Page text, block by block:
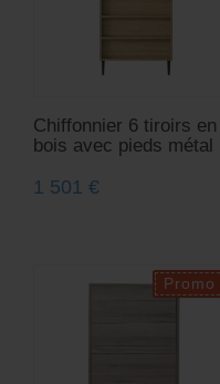
Chiffonnier 6 tiroirs en
bois avec pieds métal
1 501 €